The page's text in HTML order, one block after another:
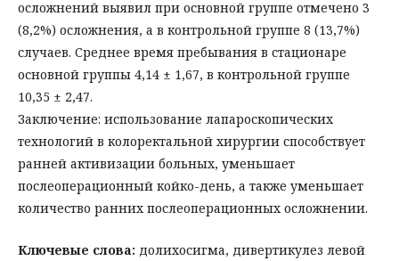
осложнений выявил при основной группе отмечено 3
(8,2%) осложнения, а в контрольной группе 8 (13,7%)
случаев. Среднее время пребывания в стационаре
основной группы 4,14 ± 1,67, в контрольной группе
10,35 ± 2,47.
Заключение: использование лапароскопических
технологий в колоректальной хирургии способствует
ранней активизации больных, уменьшает
послеоперационный койко-день, а также уменьшает
количество ранних послеоперационных осложнении.
Ключевые слова: долихосигма, дивертикулез левой